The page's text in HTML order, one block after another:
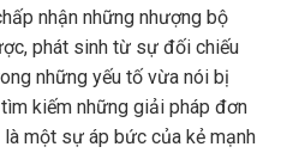
nhận những nhượng bộ
phát sinh từ sự đối chiếu
những yếu tố vừa nói bị
kiếm những giải pháp đơn
một sự áp bức của kẻ mạnh